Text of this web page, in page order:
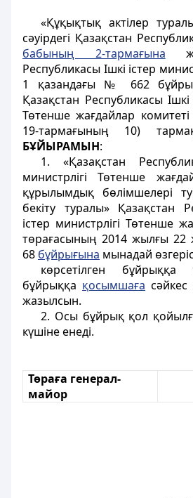
«Құқықтық актілер
сәуірдегі Қазақстан
бабының 2-тармағына
Республикасы Ішкі істер
1 қазандағы № 662
Қазақстан Республикасы Ішкі
Төтенше жағдайлар
19-тармағының 10)
БҰЙЫРАМЫН:
1. «Қазақстан
министрлігі Төтенше
құрылымдық бөлімшелері
бекіту туралы» Қазақстан
істер министрлігі Төтенше
төрағасының 2014 жылғы 22
68 бұйрығына мынадай өзгеріс
көрсетілген
бұйрыққа қосымшаға
жазылсын.
2. Осы бұйрық қол
күшіне енеді.
Төраға генерал-
майор